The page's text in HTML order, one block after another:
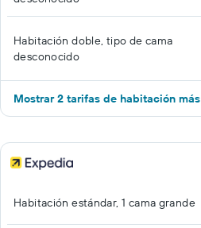
Habitación doble, tipo de cama
desconocido
Mostrar 2 tarifas de habitación más
Habitación estándar, 1 cama grande